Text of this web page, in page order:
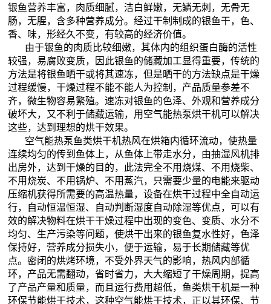
银鱼营养丰富，肉质细腻，洁白鲜嫩，无鳞无刺，无骨无
肠，无腥，含多种营养成分。经过干制制成的银鱼干，色、
香、味，形经久不变，有较高的经济价值。
由于银鱼的肉质比较细嫩，其体内的组织蛋白酶的活性
较强，易腐败变质，因此银鱼的储藏加工显得重要，传统的
方法是将银鱼晒干或将其速冻，但是晒干的方法缺点是干燥
过程缓慢，干燥过程不能不能人为控制，产品质量参差不
齐，微生物容易繁殖。速冻对银鱼的色泽、外观和营养成分
破坏大，又不利于储藏运输，用空气能热泵烘干机可以解决
这些，达到理想的烘干效果。
空气能热泵鱼类烘干机热风在烘箱内循环流动，使热量
连续均匀的传到鱼体上，从鱼体上带走水分，由抽湿风机排
出房外，达到干燥的目的，此法完全不用烧煤、不用烧柴、
不用烧炭、不用锅炉、不用蒸汽，只需要少量的电能来驱动
压缩机获得所需要的高温热量，设备在烘干过程中全自动运
行，自动恒温恒湿、自动判断湿度自动除湿等优点，可以有
效的解决物料在烘干干燥过程中出现的变色、变质、水分不
均匀、生产污染等问题，使烘干出来的银鱼复水性好，色泽
保持好，营养成分损失小，便于运输，易于长期储藏等优
点。密闭的烘烤环境，不受外界天气的影响，热风内部循
环，产品无需翻动，省时省力，大大缩短了干燥周期，提高
了产品产量和质量，而且运行费用超低，鱼类烘干机是一种
环保节能烘干技术，这种空气能烘干技术，正以其环保、节